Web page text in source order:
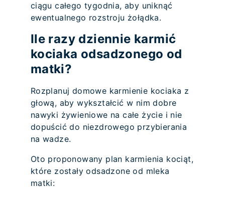
ciągu całego tygodnia, aby uniknąć
ewentualnego rozstroju żołądka.
Ile razy dziennie karmić
kociaka odsadzonego od
matki?
Rozplanuj domowe karmienie kociaka z
głową, aby wykształcić w nim dobre
nawyki żywieniowe na całe życie i nie
dopuścić do niezdrowego przybierania
na wadze.
Oto proponowany plan karmienia kociąt,
które zostały odsadzone od mleka
matki: